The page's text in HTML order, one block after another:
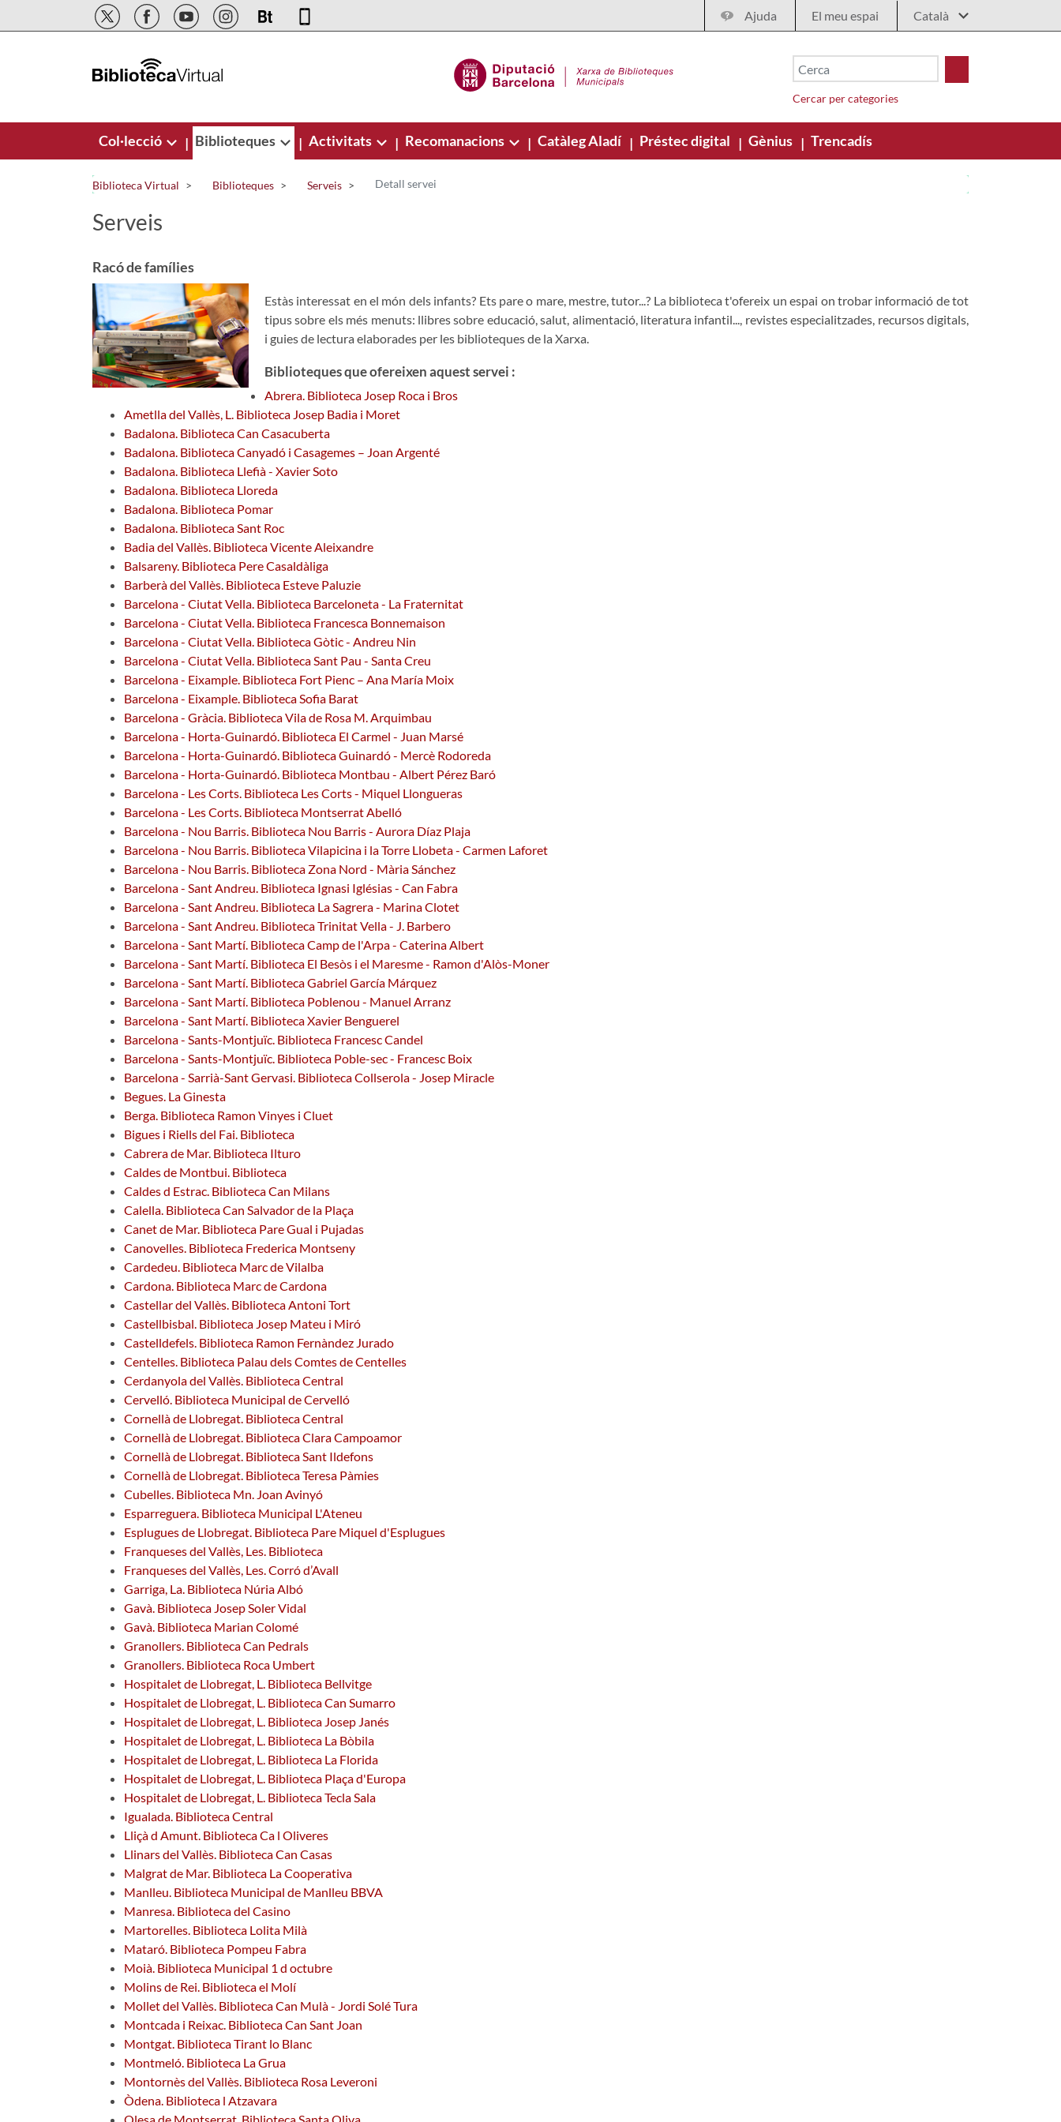
Salta al contingut principal Ajuda El meu espai
Cercar per categories
Col·lecció | Biblioteques | Activitats | Recomanacions | Catàleg Aladí | Préstec digital | Gènius | Trencadís
Biblioteca Virtual Biblioteques Serveis Detall servei
Serveis
Racó de famílies
Estàs interessat en el món dels infants? Ets pare o mare, mestre, tutor...? La biblioteca t'ofereix un espai on trobar informació de tot
tipus sobre els més menuts: llibres sobre educació, salut, alimentació, literatura infantil..., revistes especialitzades, recursos digitals,
i guies de lectura elaborades per les biblioteques de la Xarxa.
Biblioteques que ofereixen aquest servei :
Abrera. Biblioteca Josep Roca i Bros
Ametlla del Vallès, L. Biblioteca Josep Badia i Moret
Badalona. Biblioteca Can Casacuberta
Badalona. Biblioteca Canyadó i Casagemes – Joan Argenté
Badalona. Biblioteca Llefià - Xavier Soto
Badalona. Biblioteca Lloreda
Badalona. Biblioteca Pomar
Badalona. Biblioteca Sant Roc
Badia del Vallès. Biblioteca Vicente Aleixandre
Balsareny. Biblioteca Pere Casaldàliga
Barberà del Vallès. Biblioteca Esteve Paluzie
Barcelona - Ciutat Vella. Biblioteca Barceloneta - La Fraternitat
Barcelona - Ciutat Vella. Biblioteca Francesca Bonnemaison
Barcelona - Ciutat Vella. Biblioteca Gòtic - Andreu Nin
Barcelona - Ciutat Vella. Biblioteca Sant Pau - Santa Creu
Barcelona - Eixample. Biblioteca Fort Pienc – Ana María Moix
Barcelona - Eixample. Biblioteca Sofia Barat
Barcelona - Gràcia. Biblioteca Vila de Rosa M. Arquimbau
Barcelona - Horta-Guinardó. Biblioteca El Carmel - Juan Marsé
Barcelona - Horta-Guinardó. Biblioteca Guinardó - Mercè Rodoreda
Barcelona - Horta-Guinardó. Biblioteca Montbau - Albert Pérez Baró
Barcelona - Les Corts. Biblioteca Les Corts - Miquel Llongueras
Barcelona - Les Corts. Biblioteca Montserrat Abelló
Barcelona - Nou Barris. Biblioteca Nou Barris - Aurora Díaz Plaja
Barcelona - Nou Barris. Biblioteca Vilapicina i la Torre Llobeta - Carmen Laforet
Barcelona - Nou Barris. Biblioteca Zona Nord - Mària Sánchez
Barcelona - Sant Andreu. Biblioteca Ignasi Iglésias - Can Fabra
Barcelona - Sant Andreu. Biblioteca La Sagrera - Marina Clotet
Barcelona - Sant Andreu. Biblioteca Trinitat Vella - J. Barbero
Barcelona - Sant Martí. Biblioteca Camp de l'Arpa - Caterina Albert
Barcelona - Sant Martí. Biblioteca El Besòs i el Maresme - Ramon d'Alòs-Moner
Barcelona - Sant Martí. Biblioteca Gabriel García Márquez
Barcelona - Sant Martí. Biblioteca Poblenou - Manuel Arranz
Barcelona - Sant Martí. Biblioteca Xavier Benguerel
Barcelona - Sants-Montjuïc. Biblioteca Francesc Candel
Barcelona - Sants-Montjuïc. Biblioteca Poble-sec - Francesc Boix
Barcelona - Sarrià-Sant Gervasi. Biblioteca Collserola - Josep Miracle
Begues. La Ginesta
Berga. Biblioteca Ramon Vinyes i Cluet
Bigues i Riells del Fai. Biblioteca
Cabrera de Mar. Biblioteca Ilturo
Caldes de Montbui. Biblioteca
Caldes d Estrac. Biblioteca Can Milans
Calella. Biblioteca Can Salvador de la Plaça
Canet de Mar. Biblioteca Pare Gual i Pujadas
Canovelles. Biblioteca Frederica Montseny
Cardedeu. Biblioteca Marc de Vilalba
Cardona. Biblioteca Marc de Cardona
Castellar del Vallès. Biblioteca Antoni Tort
Castellbisbal. Biblioteca Josep Mateu i Miró
Castelldefels. Biblioteca Ramon Fernàndez Jurado
Centelles. Biblioteca Palau dels Comtes de Centelles
Cerdanyola del Vallès. Biblioteca Central
Cervelló. Biblioteca Municipal de Cervelló
Cornellà de Llobregat. Biblioteca Central
Cornellà de Llobregat. Biblioteca Clara Campoamor
Cornellà de Llobregat. Biblioteca Sant Ildefons
Cornellà de Llobregat. Biblioteca Teresa Pàmies
Cubelles. Biblioteca Mn. Joan Avinyó
Esparreguera. Biblioteca Municipal L'Ateneu
Esplugues de Llobregat. Biblioteca Pare Miquel d'Esplugues
Franqueses del Vallès, Les. Biblioteca
Franqueses del Vallès, Les. Corró d’Avall
Garriga, La. Biblioteca Núria Albó
Gavà. Biblioteca Josep Soler Vidal
Gavà. Biblioteca Marian Colomé
Granollers. Biblioteca Can Pedrals
Granollers. Biblioteca Roca Umbert
Hospitalet de Llobregat, L. Biblioteca Bellvitge
Hospitalet de Llobregat, L. Biblioteca Can Sumarro
Hospitalet de Llobregat, L. Biblioteca Josep Janés
Hospitalet de Llobregat, L. Biblioteca La Bòbila
Hospitalet de Llobregat, L. Biblioteca La Florida
Hospitalet de Llobregat, L. Biblioteca Plaça d'Europa
Hospitalet de Llobregat, L. Biblioteca Tecla Sala
Igualada. Biblioteca Central
Lliçà d Amunt. Biblioteca Ca l Oliveres
Llinars del Vallès. Biblioteca Can Casas
Malgrat de Mar. Biblioteca La Cooperativa
Manlleu. Biblioteca Municipal de Manlleu BBVA
Manresa. Biblioteca del Casino
Martorelles. Biblioteca Lolita Milà
Mataró. Biblioteca Pompeu Fabra
Moià. Biblioteca Municipal 1 d octubre
Molins de Rei. Biblioteca el Molí
Mollet del Vallès. Biblioteca Can Mulà - Jordi Solé Tura
Montcada i Reixac. Biblioteca Can Sant Joan
Montgat. Biblioteca Tirant lo Blanc
Montmeló. Biblioteca La Grua
Montornès del Vallès. Biblioteca Rosa Leveroni
Òdena. Biblioteca l Atzavara